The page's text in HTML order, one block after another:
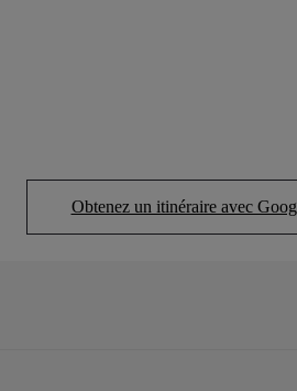
Obtenez un itinéraire avec
(Opens in